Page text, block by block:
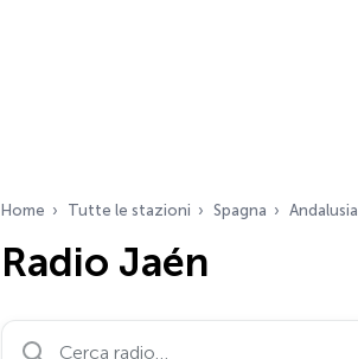
Home Tutte le stazioni Spagna Andalusia
Radio Jaén
Cerca radio…